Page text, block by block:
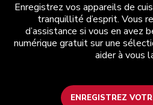
Enregistrez vos appareils de
tranquillité d’esprit. Vous
d’assistance si vous en avez
numérique gratuit sur une
aider à vous
ENREGISTREZ